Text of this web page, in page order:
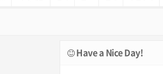
Have a Nice Day!